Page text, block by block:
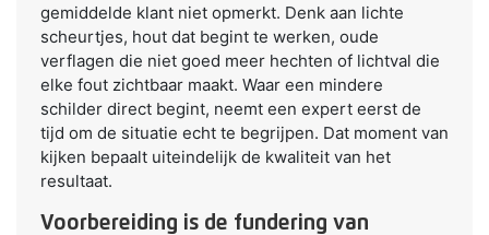
gemiddelde klant niet opmerkt. Denk aan lichte
scheurtjes, hout dat begint te werken, oude
verflagen die niet goed meer hechten of lichtval die
elke fout zichtbaar maakt. Waar een mindere
schilder direct begint, neemt een expert eerst de
tijd om de situatie echt te begrijpen. Dat moment van
kijken bepaalt uiteindelijk de kwaliteit van het
resultaat.
Voorbereiding is de fundering van